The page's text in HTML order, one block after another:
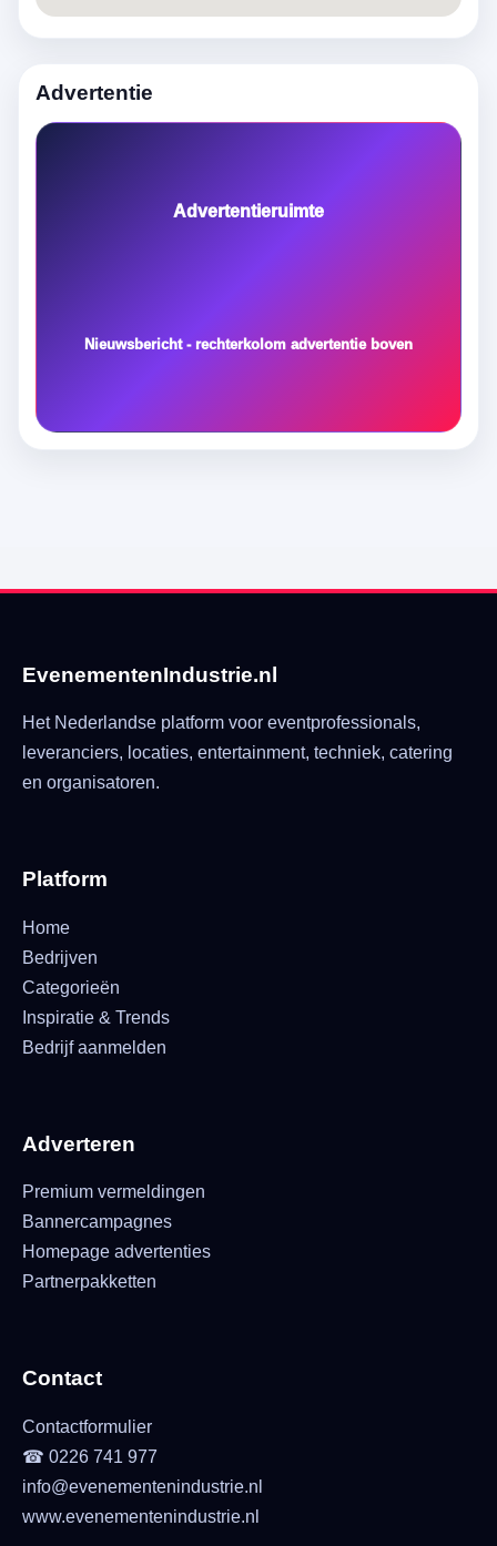
Advertentie
Advertentieruimte
Nieuwsbericht - rechterkolom advertentie boven
EvenementenIndustrie.nl
Het Nederlandse platform voor eventprofessionals,
leveranciers, locaties, entertainment, techniek, catering
en organisatoren.
Platform
Home
Bedrijven
Categorieën
Inspiratie & Trends
Bedrijf aanmelden
Adverteren
Premium vermeldingen
Bannercampagnes
Homepage advertenties
Partnerpakketten
Contact
Contactformulier
☎ 0226 741 977
info@evenementenindustrie.nl
www.evenementenindustrie.nl